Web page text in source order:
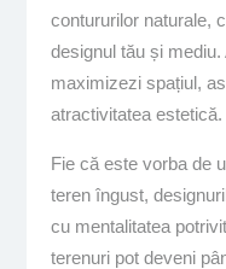
contururilor naturale,
designul tău și
maximizezi spațiul,
atractivitatea estetică.
Fie că este vorba de
teren îngust,
cu mentalitatea
terenuri pot deveni